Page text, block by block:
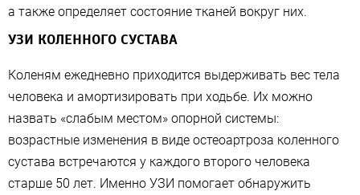
а также определяет состояние тканей вокруг них.
УЗИ КОЛЕННОГО СУСТАВА
Коленям ежедневно приходится выдерживать вес тела
человека и амортизировать при ходьбе. Их можно
назвать «слабым местом» опорной системы:
возрастные изменения в виде остеоартроза коленного
сустава встречаются у каждого второго человека
старше 50 лет. Именно УЗИ помогает обнаружить